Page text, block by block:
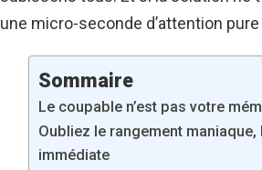
une micro-seconde d’attention pure
Sommaire
Le coupable n’est pas votre
Oubliez le rangement
immédiate